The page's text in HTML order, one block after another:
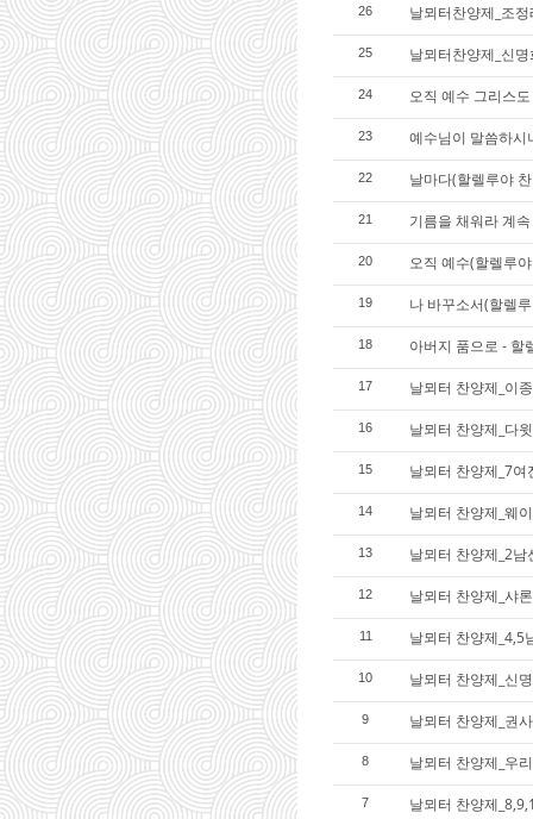
26 날뫼터찬양제_조
25 날뫼터찬양제_신
24 오직 예수 그리스
23 예수님이 말씀하시
22 날마다(할렐루야
21 기름을 채워라 계
20 오직 예수(할렐루
19 나 바꾸소서(할렐
18 아버지 품으로 - 할
17 날뫼터 찬양제_이
16 날뫼터 찬양제_다
15 날뫼터 찬양제_7
14 날뫼터 찬양제_웨
13 날뫼터 찬양제_2남
12 날뫼터 찬양제_샤
11 날뫼터 찬양제_4,5
10 날뫼터 찬양제_신
9 날뫼터 찬양제_권
8 날뫼터 찬양제_우
7 날뫼터 찬양제